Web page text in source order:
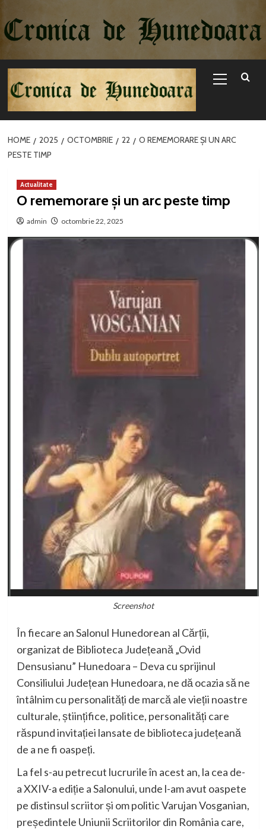
la
conținut
Menu
HOME 2025 OCTOMBRIE 22
​O REMEMORARE ȘI UN ARC
PESTE TIMP
Actualitate
​O rememorare și un arc peste timp
admin octombrie 22, 2025
Screenshot
În fiecare an Salonul Hunedorean al Cărții,
organizat de Biblioteca Județeană „Ovid
Densusianu” Hunedoara – Deva cu sprijinul
Consiliului Județean Hunedoara, ne dă ocazia să ne
întâlnim cu personalități de marcă ale vieții noastre
culturale, științifice, politice, personalități care
răspund invitației lansate de biblioteca județeană
de a ne fi oaspeți.
La fel s-au petrecut lucrurile în acest an, la cea de-
a XXIV-a ediție a Salonului, unde l-am avut oaspete
pe distinsul scriitor și om politic Varujan Vosganian,
președintele Uniunii Scriitorilor din România care,